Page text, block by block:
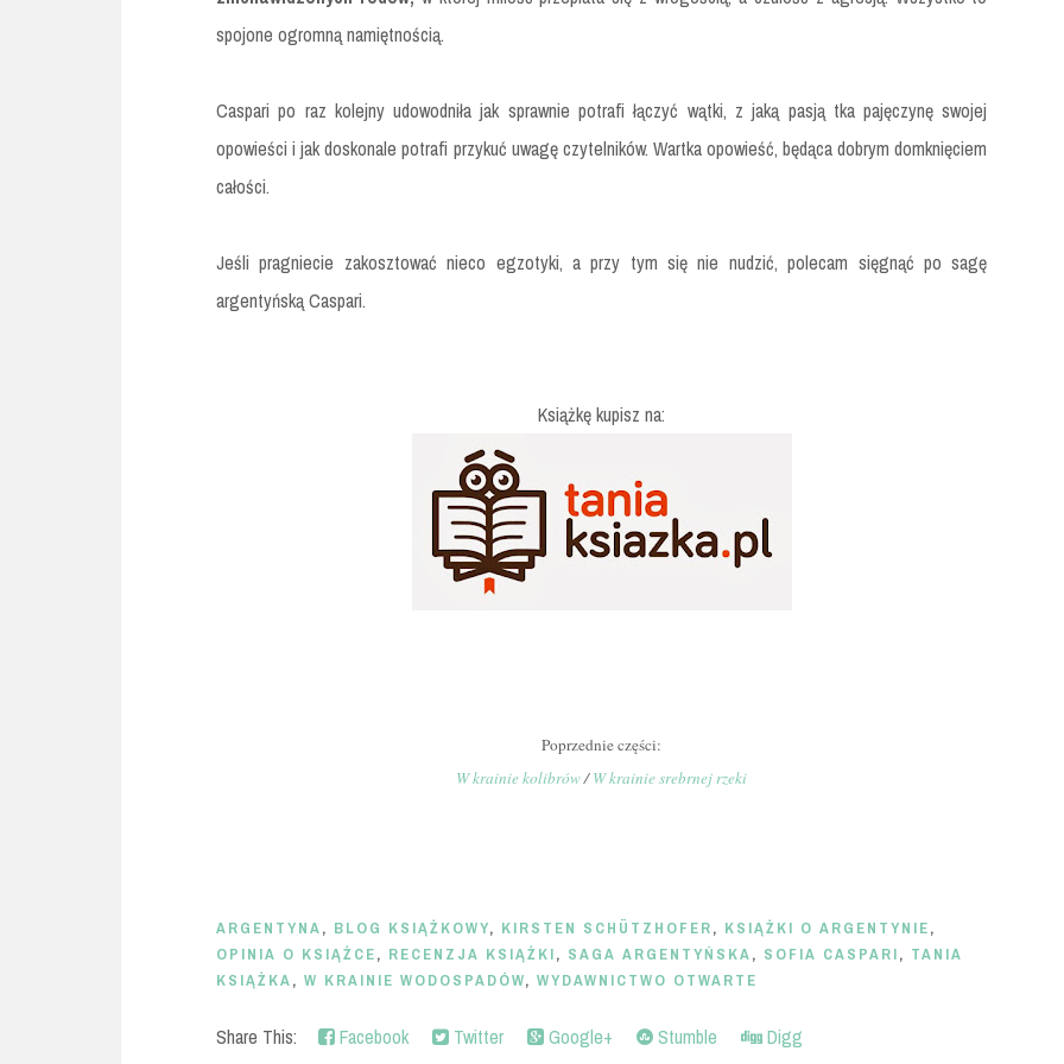
spojone ogromną namiętnością.
Caspari po raz kolejny udowodniła jak sprawnie potrafi łączyć wątki, z jaką pasją tka pajęczynę swojej
opowieści i jak doskonale potrafi przykuć uwagę czytelników. Wartka opowieść, będąca dobrym domknięciem
całości.
Jeśli pragniecie zakosztować nieco egzotyki, a przy tym się nie nudzić, polecam sięgnąć po sagę
argentyńską Caspari.
Książkę kupisz na:
Poprzednie części:
W krainie kolibrów/W krainie srebrnej rzeki
ARGENTYNA, BLOG KSIĄŻKOWY, KIRSTEN SCHÜTZHOFER, KSIĄŻKI O ARGENTYNIE,
OPINIA O KSIĄŻCE, RECENZJA KSIĄŻKI, SAGA ARGENTYŃSKA, SOFIA CASPARI, TANIA
KSIĄŻKA, W KRAINIE WODOSPADÓW, WYDAWNICTWO OTWARTE
Share This: Facebook Twitter Google+ Stumble Digg